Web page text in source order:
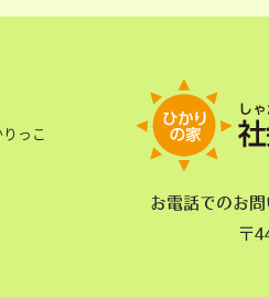
っこ
お電話でのお問
〒